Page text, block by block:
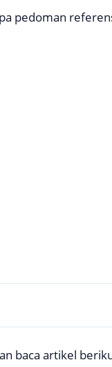
pedoman
baca artikel